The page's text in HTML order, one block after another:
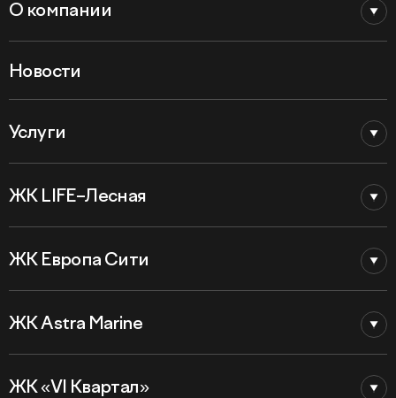
О компании
Новости
Услуги
ЖК LIFE–Лесная
ЖК Европа Сити
ЖК Astra Marine
ЖК «VI Квартал»